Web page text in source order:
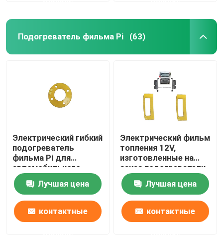
Подогреватель фильма Pi (63)
Электрический гибкий
подогреватель
фильма Pi для
автомобильного
зеркала
размораживает
Defogging
Лучшая цена
контактные
Электрический фильм
топления 12V,
изготовленные на
заказ подогреватели
Polyimide для
автомобильного
топления зеркала
Лучшая цена
контактные